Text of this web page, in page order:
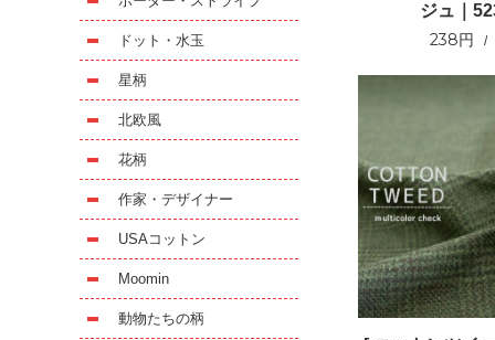
ジュ｜
238円
ドット・水玉
星柄
北欧風
花柄
作家・デザイナー
USAコットン
Moomin
動物たちの柄